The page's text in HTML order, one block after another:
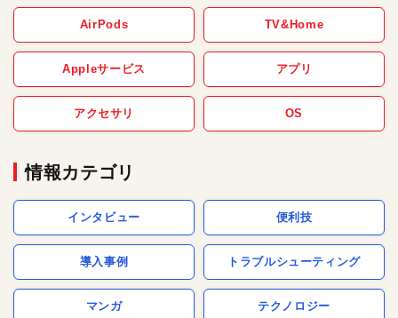
AirPods TV&Home
Appleサービス アプリ
アクセサリ OS
情報カテゴリ
インタビュー 便利技
導入事例 トラブルシューティング
マンガ テクノロジー